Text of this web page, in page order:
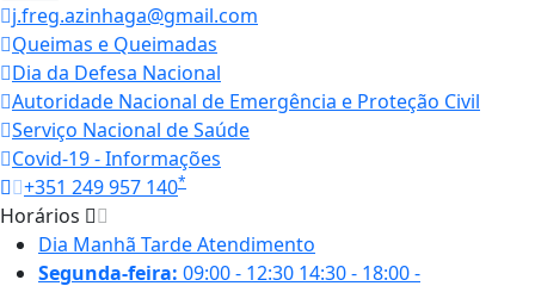
j.freg.azinhaga@gmail.com
Queimas e Queimadas
Dia da Defesa Nacional
Autoridade Nacional de Emergência e Proteção Civil
Serviço Nacional de Saúde
Covid-19 - Informações
+351 249 957 140*
Horários
Dia Manhã TardeAtendimento
Segunda-feira: 09:00 - 12:30 14:30 - 18:00-